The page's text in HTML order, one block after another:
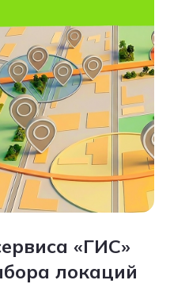
«ГИС»
локаций